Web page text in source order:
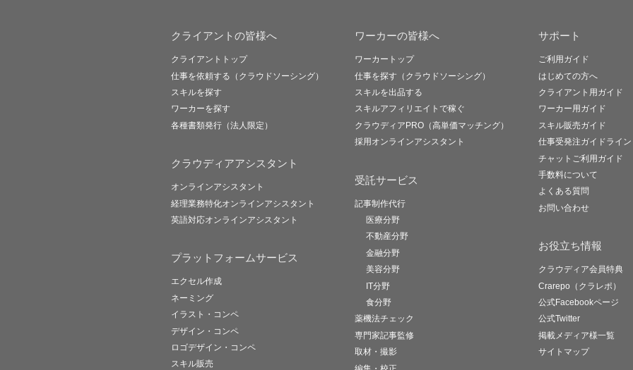
クライアントの皆様へ
クライアントトップ
仕事を依頼する（クラウドソーシング）
スキルを探す
ワーカーを探す
各種書類発行（法人限定）
クラウディアアシスタント
オンラインアシスタント
経理業務特化オンラインアシスタント
英語対応オンラインアシスタント
プラットフォームサービス
エクセル作成
ネーミング
イラスト・コンペ
デザイン・コンペ
ロゴデザイン・コンペ
スキル販売
ワーカーの皆様へ
ワーカートップ
仕事を探す（クラウドソーシング）
スキルを出品する
スキルアフィリエイトで稼ぐ
クラウディアPRO（高単価マッチング）
採用オンラインアシスタント
受託サービス
記事制作代行
医療分野
不動産分野
金融分野
美容分野
IT分野
食分野
薬機法チェック
専門家記事監修
取材・撮影
サポート
ご利用ガイド
はじめての方へ
クライアント用ガイド
ワーカー用ガイド
スキル販売ガイド
仕事受発注ガイドライン
チャットご利用ガイド
手数料について
よくある質問
お問い合わせ
お役立ち情報
クラウディア会員特典
Crarepo（クラレポ）
公式Facebookページ
公式Twitter
掲載メディア様一覧
サイトマップ